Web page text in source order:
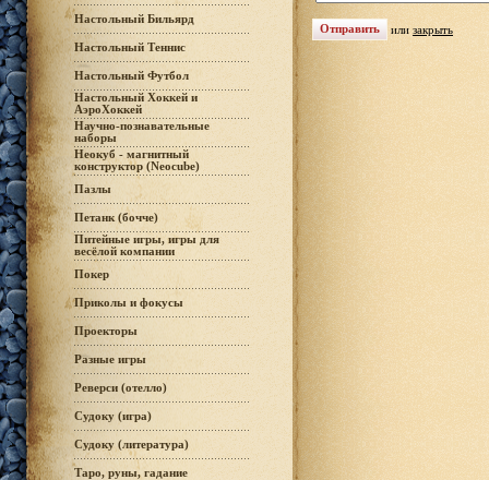
Настольный Бильярд
Настольный Теннис
Настольный Футбол
Настольный Хоккей и
АэроХоккей
Научно-познавательные
наборы
Неокуб - магнитный
конструктор (Neocube)
Пазлы
Петанк (бочче)
Питейные игры, игры для
весёлой компании
Покер
Приколы и фокусы
Проекторы
Разные игры
Реверси (отелло)
Судоку (игра)
Судоку (литература)
Таро, руны, гадание
или закрыть